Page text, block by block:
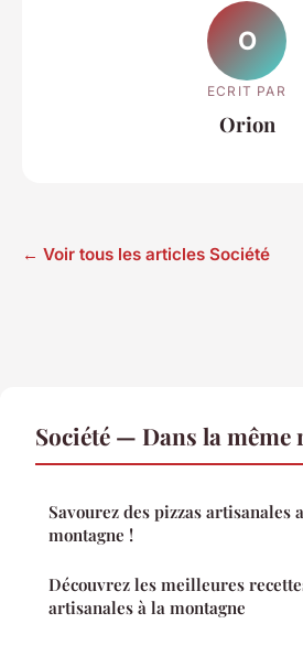
O
ECRIT PAR
Orion
← Voir tous les articles Société
Société — Dans la
Savourez des pizzas artisanales
montagne !
Découvrez les meilleures
artisanales à la montagne